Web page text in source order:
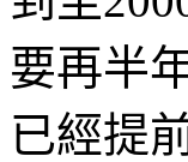
要再半
已經提